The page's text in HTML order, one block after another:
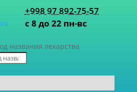
+998 97 892-75-57
с 8 до 22 пн-вс
названия лекарства